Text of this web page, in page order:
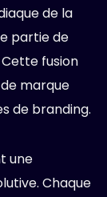
de la
partie de
Cette fusion
marque
de branding.
une
Chaque